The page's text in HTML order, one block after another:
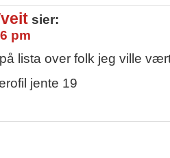
sier:
pm
lista over folk jeg ville
jente 19